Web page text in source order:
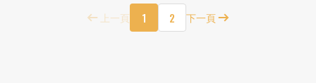
上一頁 1 2 下一頁